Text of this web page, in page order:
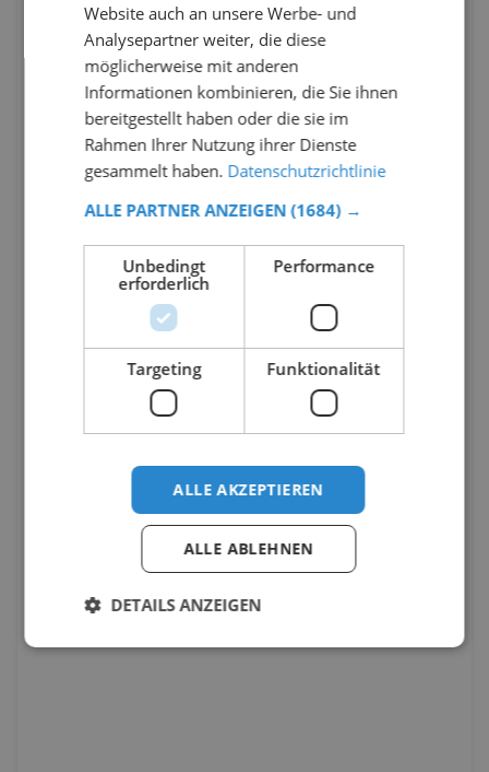
Website auch an unsere Werbe- und
Analysepartner weiter, die diese
möglicherweise mit anderen
Informationen kombinieren, die Sie ihnen
bereitgestellt haben oder die sie im
Rahmen Ihrer Nutzung ihrer Dienste
gesammelt haben. Datenschutzrichtlinie
ALLE PARTNER ANZEIGEN (1684) →
Unbedingt
erforderlich
Performance
Targeting Funktionalität
ALLE AKZEPTIEREN
ALLE ABLEHNEN
DETAILS ANZEIGEN